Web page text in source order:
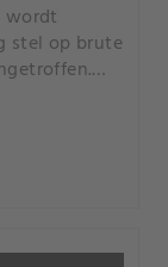
wordt
stel op brute
leugens.